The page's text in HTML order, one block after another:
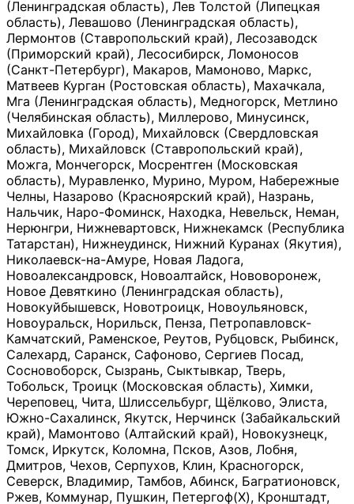
(Ленинградская область), Лев Толстой (Липецкая
область), Левашово (Ленинградская область),
Лермонтов (Ставропольский край), Лесозаводск
(Приморский край), Лесосибирск, Ломоносов
(Санкт-Петербург), Макаров, Мамоново, Маркс,
Матвеев Курган (Ростовская область), Махачкала,
Мга (Ленинградская область), Медногорск, Метлино
(Челябинская область), Миллерово, Минусинск,
Михайловка (Город), Михайловск (Свердловская
область), Михайловск (Ставропольский край),
Можга, Мончегорск, Мосрентген (Московская
область), Муравленко, Мурино, Муром, Набережные
Челны, Назарово (Красноярский край), Назрань,
Нальчик, Наро-Фоминск, Находка, Невельск, Неман,
Нерюнгри, Нижневартовск, Нижнекамск (Республика
Татарстан), Нижнеудинск, Нижний Куранах (Якутия),
Николаевск-на-Амуре, Новая Ладога,
Новоалександровск, Новоалтайск, Нововоронеж,
Новое Девяткино (Ленинградская область),
Новокуйбышевск, Новотроицк, Новоульяновск,
Новоуральск, Норильск, Пенза, Петропавловск-
Камчатский, Раменское, Реутов, Рубцовск, Рыбинск,
Салехард, Саранск, Сафоново, Сергиев Посад,
Сосновоборск, Сызрань, Сыктывкар, Тверь,
Тобольск, Троицк (Московская область), Химки,
Череповец, Чита, Шлиссельбург, Щёлково, Элиста,
Южно-Сахалинск, Якутск, Нерчинск (Забайкальский
край), Мамонтово (Алтайский край), Новокузнецк,
Томск, Иркутск, Коломна, Псков, Азов, Лобня,
Дмитров, Чехов, Серпухов, Клин, Красногорск,
Северск, Владимир, Тамбов, Абинск, Багратионовск,
Ржев, Коммунар, Пушкин, Петергоф(Х), Кронштадт,